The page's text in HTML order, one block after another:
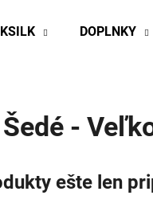
DOPLNKY
-
ešte len